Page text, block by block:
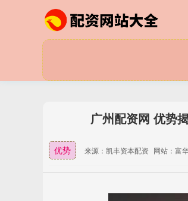
广州配资网 优势
优势 来源：凯丰资本配资 网站：富